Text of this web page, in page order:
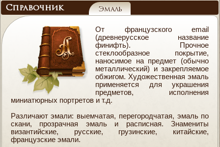
Справочник Эмаль
От французского email
(древнерусское название
финифть). Прочное
стеклообразное покрытие,
наносимое на предмет (обычно
металлический) и закрепляемое
обжигом. Художественная эмаль
применяется для украшения
предметов, исполнения
миниатюрных портретов и т.д.
Различают эмали: выемчатая, перегородчатая, эмаль по
скани, прозрачная эмаль и расписная. Знамениты
византийские, русские, грузинские, китайские,
французские эмали.